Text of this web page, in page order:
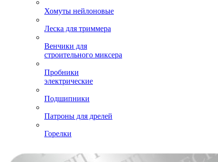
Хомуты нейлоновые
Леска для триммера
Венчики для
строительного миксера
Пробники
электрические
Подшипники
Патроны для дрелей
Горелки